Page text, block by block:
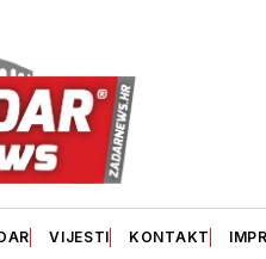
VIJESTI KONTAKT